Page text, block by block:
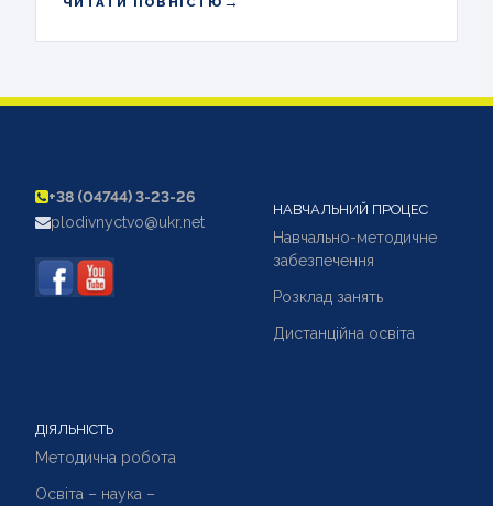
+38 (04744) 3-23-26
plodivnyctvo@ukr.net
НАВЧАЛЬНИЙ ПРОЦЕС
Навчально-методичне
забезпечення
Розклад занять
Дистанційна освіта
ДІЯЛЬНІСТЬ
Методична робота
Освіта – наука –